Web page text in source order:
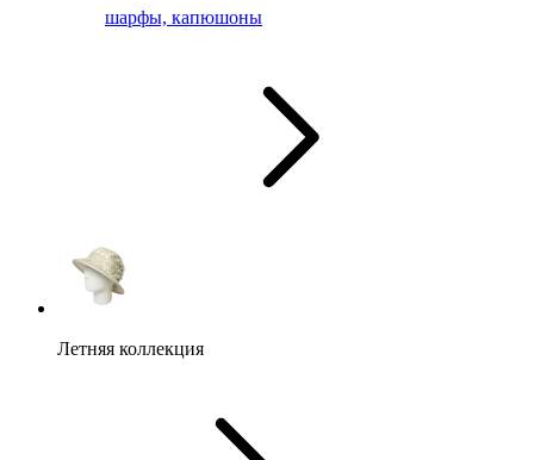
шарфы, капюшоны
Летняя коллекция